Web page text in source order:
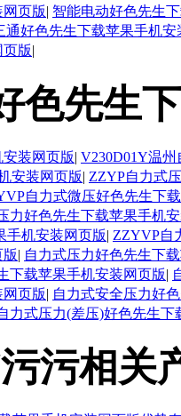
页版| 智能电动好色先生
通好色先生下载苹果手机安
版|
色先生
装网页版| V230D01Y温
安装网页版| ZZYP自力式
自力式微压好色先生下
力好色先生下载苹果手机
手机安装网页版| ZZYVP自
| 自力式压力好色先生下
下载苹果手机安装网页版|
页版| 自力式安全压力好
力式压力(差压)好色先生
污相关